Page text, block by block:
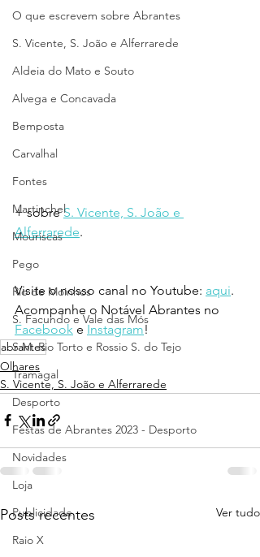
O que escrevem sobre Abrantes
S. Vicente, S. João e Alferrarede
Aldeia do Mato e Souto
Alvega e Concavada
Bemposta
Carvalhal
Fontes
Martinchel
Mouriscas
Pego
Rio de Moinhos
S. Facundo e Vale das Mós
S.M. Rio Torto e Rossio S. do Tejo
Tramagal
Desporto
Festas de Abrantes 2023 - Desporto
Novidades
Loja
Publicidade
Raio X
+ sobre S. Vicente, S. João e
Alferrarede.
Visite o nosso canal no Youtube: aqui.
Acompanhe o Notável Abrantes no
Facebook e Instagram!
abrantes
Olhares
S. Vicente, S. João e Alferrarede
Posts recentes Ver tudo